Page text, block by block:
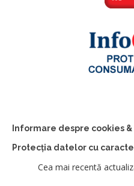
Informare despre cookies &
Protecția datelor cu
Cea mai recentă